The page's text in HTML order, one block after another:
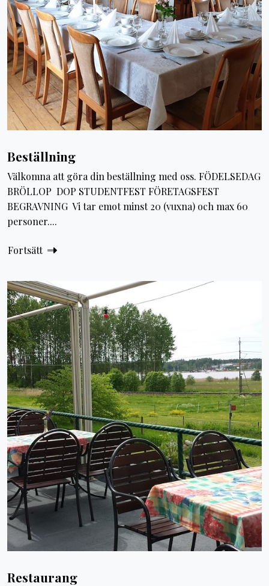
Beställning
Välkomna att göra din beställning med oss. FÖDELSEDAG
BRÖLLOP DOP STUDENTFEST FÖRETAGSFEST
BEGRAVNING Vi tar emot minst 20 (vuxna) och max 60
personer....
Fortsätt
Restaurang